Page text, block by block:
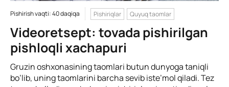
Pishirish vaqti: 40 daqiqa Pishiriqlar Quyuq taomlar
Videoretsept: tovada pishirilgan
pishloqli xachapuri
Gruzin oshxonasining taomlari butun dunyoga taniqli
bo’lib, uning taomlarini barcha sevib iste’mol qiladi. Tez